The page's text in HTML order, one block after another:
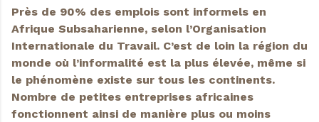
Près de 90% des emplois sont informels en
Afrique Subsaharienne, selon l’Organisation
Internationale du Travail. C’est de loin la région du
monde où l’informalité est la plus élevée, même si
le phénomène existe sur tous les continents.
Nombre de petites entreprises africaines
fonctionnent ainsi de manière plus ou moins